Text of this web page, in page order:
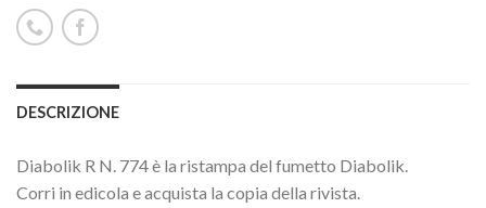
DESCRIZIONE
Diabolik R N. 774 è la ristampa del fumetto Diabolik.
Corri in edicola e acquista la copia della rivista.